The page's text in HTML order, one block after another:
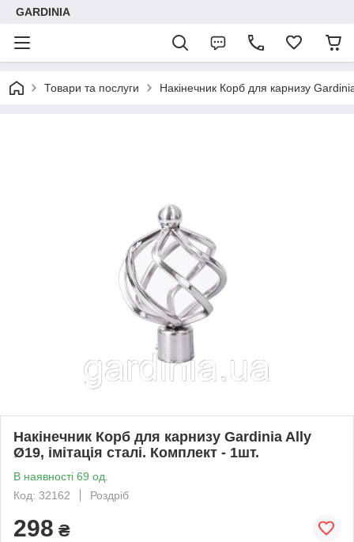
GARDINIA
Товари та послуги Накінечник Корб для карнизу
Накінечник Корб для карнизу Gardinia Ally
Ø19, імітація сталі. Комплект - 1шт.
В наявності 69 од.
Код: 32162
Роздріб
298 ₴